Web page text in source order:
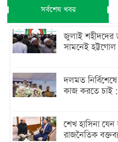
সর্বশেষ খবর
জুলাই শহীদদের
সামনেই হট্টগোল
দলমত
কাজ করতে চাই
শেখ হাসিনা
রাজনৈতিক